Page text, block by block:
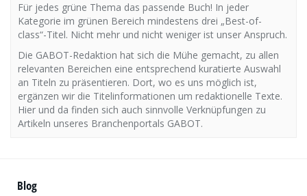
Für jedes grüne Thema das passende Buch! In jeder
Kategorie im grünen Bereich mindestens drei „Best-of-
class“-Titel. Nicht mehr und nicht weniger ist unser Anspruch.
Die GABOT-Redaktion hat sich die Mühe gemacht, zu allen
relevanten Bereichen eine entsprechend kuratierte Auswahl
an Titeln zu präsentieren. Dort, wo es uns möglich ist,
ergänzen wir die Titelinformationen um redaktionelle Texte.
Hier und da finden sich auch sinnvolle Verknüpfungen zu
Artikeln unseres Branchenportals GABOT.
Blog